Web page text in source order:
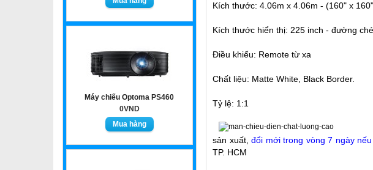
Máy chiếu Optoma PS460
0VND
Kích thước: 4.06m x 4.06m - (160" x
Kích thước hiển thị: 225 inch - đường
Điều khiểu: Remote từ xa
Chất liệu: Matte White, Black Border.
Tỷ lệ: 1:1
sản xuất,đổi mới trong vòng 7 ngày
TP. HCM